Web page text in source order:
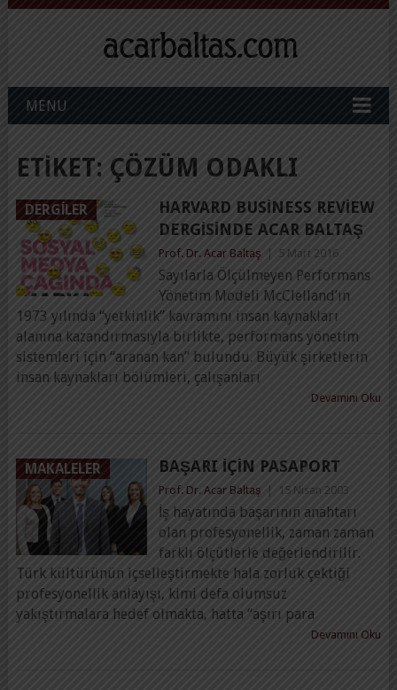
MENU
ETIKET: ÇÖZÜM ODAKLI
DERGILER
HARVARD BUSINESS REVIEW
DERGISINDE ACAR BALTAŞ
Prof. Dr. Acar Baltaş 5 Mart 2016
Sayılarla Ölçülmeyen Performans
Yönetim Modeli McClelland’ın
1973 yılında “yetkinlik” kavramını insan kaynakları
alanına kazandırmasıyla birlikte, performans yönetim
sistemleri için “aranan kan” bulundu. Büyük şirketlerin
insan kaynakları bölümleri, çalışanları
Devamını Oku
MAKALELER BAŞARI IÇIN PASAPORT
Prof. Dr. Acar Baltaş 15 Nisan 2003
İş hayatında başarının anahtarı
olan profesyonellik, zaman zaman
farklı ölçütlerle değerlendirilir.
Türk kültürünün içselleştirmekte hala zorluk çektiği
profesyonellik anlayışı, kimi defa olumsuz
yakıştırmalara hedef olmakta, hatta “aşırı para
Devamını Oku